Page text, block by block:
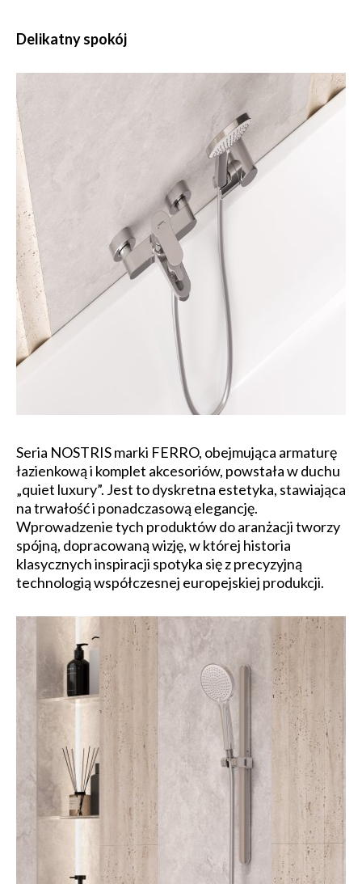
Delikatny spokój
Seria NOSTRIS marki FERRO, obejmująca armaturę
łazienkową i komplet akcesoriów, powstała w duchu
„quiet luxury”. Jest to dyskretna estetyka, stawiająca
na trwałość i ponadczasową elegancję.
Wprowadzenie tych produktów do aranżacji tworzy
spójną, dopracowaną wizję, w której historia
klasycznych inspiracji spotyka się z precyzyjną
technologią współczesnej europejskiej produkcji.